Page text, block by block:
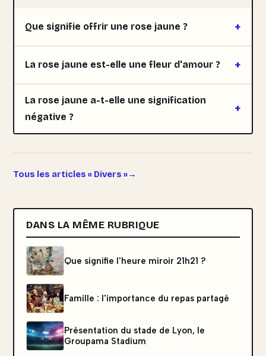
Que signifie offrir une rose jaune ?
La rose jaune est-elle une fleur d'amour ?
La rose jaune a-t-elle une signification
négative ?
Tous les articles « Divers »
DANS LA MÊME RUBRIQUE
Que signifie l'heure miroir 21h21 ?
Famille : l'importance du repas partagé
Présentation du stade de Lyon, le
Groupama Stadium